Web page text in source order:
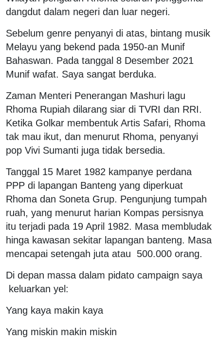
dangdut dalam negeri dan luar negeri.
Sebelum genre penyanyi di atas, bintang musik
Melayu yang bekend pada 1950-an Munif
Bahaswan. Pada tanggal 8 Desember 2021
Munif wafat. Saya sangat berduka.
Zaman Menteri Penerangan Mashuri lagu
Rhoma Rupiah dilarang siar di TVRI dan RRI.
Ketika Golkar membentuk Artis Safari, Rhoma
tak mau ikut, dan menurut Rhoma, penyanyi
pop Vivi Sumanti juga tidak bersedia.
Tanggal 15 Maret 1982 kampanye perdana
PPP di lapangan Banteng yang diperkuat
Rhoma dan Soneta Grup. Pengunjung tumpah
ruah, yang menurut harian Kompas persisnya
itu terjadi pada 19 April 1982. Masa membludak
hinga kawasan sekitar lapangan banteng. Masa
mencapai setengah juta atau 500.000 orang.
Di depan massa dalam pidato campaign saya
keluarkan yel:
Yang kaya makin kaya
Yang miskin makin miskin